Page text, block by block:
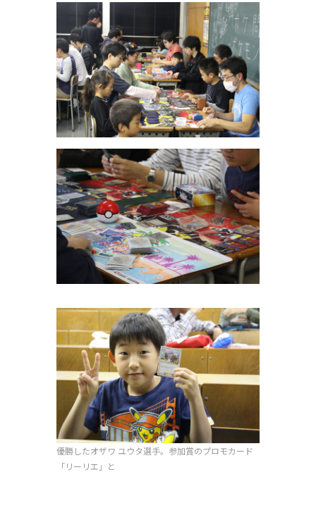
優勝したオザワ ユウタ選手。参加賞のプロモカード
「リーリエ」と